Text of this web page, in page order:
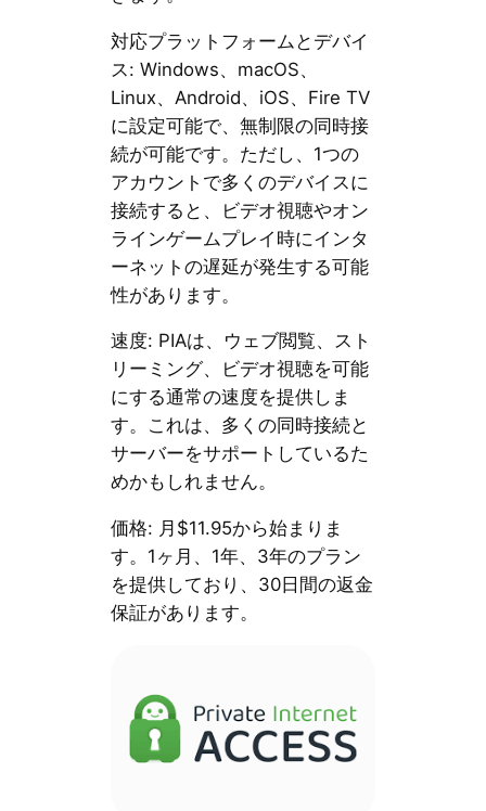
対応プラットフォームとデバイ
ス: Windows、macOS、
Linux、Android、iOS、Fire TV
に設定可能で、無制限の同時接
続が可能です。ただし、1つの
アカウントで多くのデバイスに
接続すると、ビデオ視聴やオン
ラインゲームプレイ時にインタ
ーネットの遅延が発生する可能
性があります。
速度: PIAは、ウェブ閲覧、スト
リーミング、ビデオ視聴を可能
にする通常の速度を提供しま
す。これは、多くの同時接続と
サーバーをサポートしているた
めかもしれません。
価格: 月$11.95から始まりま
す。1ヶ月、1年、3年のプラン
を提供しており、30日間の返金
保証があります。